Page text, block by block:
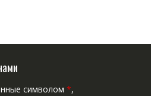
символом *,